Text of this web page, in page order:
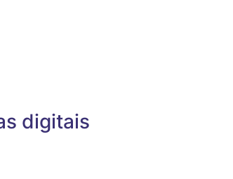
digitais